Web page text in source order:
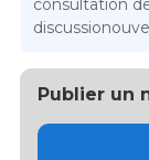
consultation
Publier un